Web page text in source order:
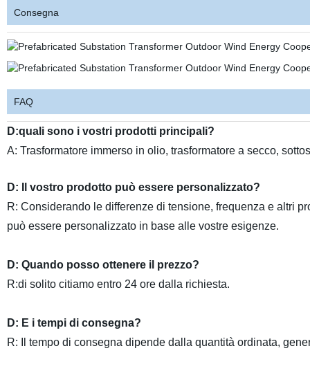
Consegna
FAQ
D:quali sono i vostri prodotti principali?
A: Trasformatore immerso in olio, trasformatore a secco,
D: Il vostro prodotto può essere personalizzato?
R: Considerando le differenze di tensione, frequenza e altri
può essere personalizzato in base alle vostre esigenze.
D: Quando posso ottenere il prezzo?
R:di solito citiamo entro 24 ore dalla richiesta.
D: E i tempi di consegna?
R: Il tempo di consegna dipende dalla quantità ordinata,